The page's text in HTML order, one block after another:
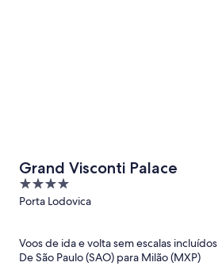
Grand Visconti Palace
4
out
5
Porta Lodovica
Voos de ida e volta sem escalas incluídos
De São Paulo (SAO) para Milão (MXP)